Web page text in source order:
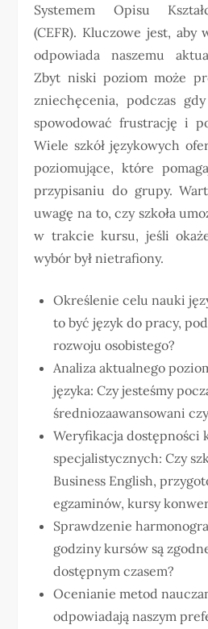
Systemem Opisu
(CEFR). Kluczowe jest, aby
odpowiada naszemu
Zbyt niski poziom może
zniechęcenia, podczas
spowodować frustrację i
Wiele szkół językowych
poziomujące, które
przypisaniu do grupy.
uwagę na to, czy szkoła
w trakcie kursu, jeśli
wybór był nietrafiony.
Określenie celu nauki
to być język do pracy,
rozwoju osobistego?
Analiza aktualnego
języka: Czy jesteśmy
średniozaawansowani
Weryfikacja dostępności
specjalistycznych: Czy
Business English,
egzaminów, kursy
Sprawdzenie
godziny kursów są
dostępnym czasem?
Ocenianie metod
odpowiadają naszym